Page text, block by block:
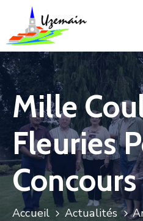
Actualités
Agenda
Votre
Commune
Votre
Mairie
Services
Mille
Fleuries
Concours
Accueil Actualités